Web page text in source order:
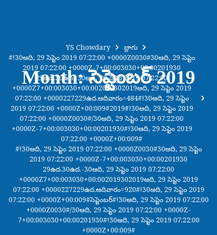
Month:సెప్టెంబర్ 2019
YS Chowdary
బ్లాగు
#!30ఆది, 29 సెప్టెం 2019 07:22:00 +0000Z0030#30ఆది, 29 సెప్టెం
2019 07:22:00 +0000Z-7+00:003030+00:00201930
29ఉద.30ఉద.-30ఆది, 29 సెప్టెం 2019 07:22:00
+0000Z7+00:003030+00:002019302019ఆది, 29 సెప్టెం 2019
07:22:00 +0000227229ఉద.ఆదివారం=484#!30ఆది, 29 సెప్టెం
2019 07:22:00 +0000Z+00:009#2019#!30ఆది, 29 సెప్టెం 2019
07:22:00 +0000Z0030#/30ఆది, 29 సెప్టెం 2019 07:22:00
+0000Z-7+00:003030+00:00201930#!30ఆది, 29 సెప్టెం 2019
07:22:00 +0000Z+00:009#
#!30ఆది, 29 సెప్టెం 2019 07:22:00 +0000Z0030#30ఆది, 29 సెప్టెం
2019 07:22:00 +0000Z-7+00:003030+00:00201930
29ఉద.30ఉద.-30ఆది, 29 సెప్టెం 2019 07:22:00
+0000Z7+00:003030+00:002019302019ఆది, 29 సెప్టెం 2019
07:22:00 +0000227229ఉద.ఆదివారం=920#!30ఆది, 29 సెప్టెం 2019
07:22:00 +0000Z+00:009#సెప్టెంబర్#!30ఆది, 29 సెప్టెం 2019 07:22:00
+0000Z0030#/30ఆది, 29 సెప్టెం 2019 07:22:00 +0000Z-
7+00:003030+00:00201930#!30ఆది, 29 సెప్టెం 2019 07:22:00
+0000Z+00:009#